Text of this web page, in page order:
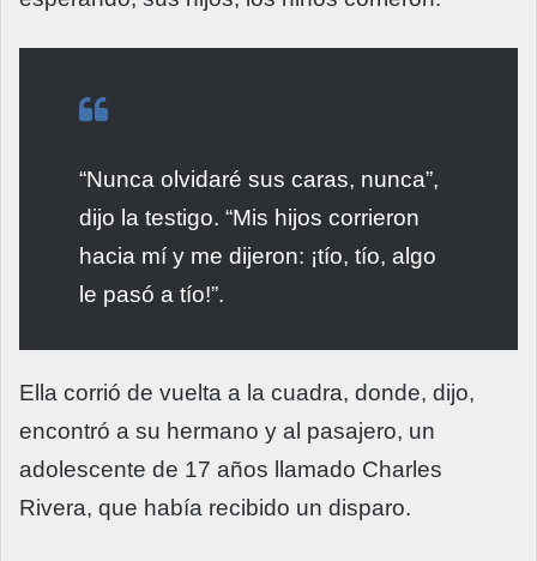
“Nunca olvidaré sus caras, nunca”,
dijo la testigo. “Mis hijos corrieron
hacia mí y me dijeron: ¡tío, tío, algo
le pasó a tío!”.
Ella corrió de vuelta a la cuadra, donde, dijo,
encontró a su hermano y al pasajero, un
adolescente de 17 años llamado Charles
Rivera, que había recibido un disparo.